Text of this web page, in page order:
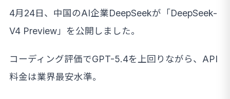
4月24日、中国のAI企業DeepSeekが「DeepSeek-
V4 Preview」を公開しました。
コーディング評価でGPT-5.4を上回りながら、API
料金は業界最安水準。